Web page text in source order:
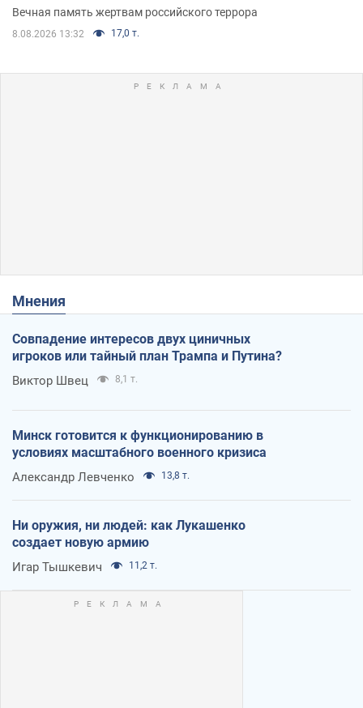
муж и внук
Вечная память жертвам российского террора
8.08.2026 13:32 17,0 т.
Мнения
Совпадение интересов двух циничных
игроков или тайный план Трампа и Путина?
Виктор Швец 8,1 т.
Минск готовится к функционированию в
условиях масштабного военного кризиса
Александр Левченко 13,8 т.
Ни оружия, ни людей: как Лукашенко
создает новую армию
Игар Тышкевич 11,2 т.